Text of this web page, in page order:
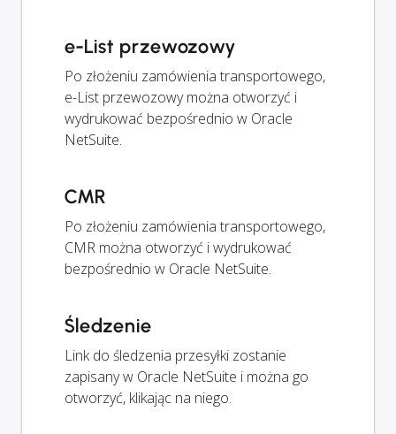
e-List przewozowy
Po złożeniu zamówienia transportowego,
e-List przewozowy można otworzyć i
wydrukować bezpośrednio w Oracle
NetSuite.
CMR
Po złożeniu zamówienia transportowego,
CMR można otworzyć i wydrukować
bezpośrednio w Oracle NetSuite.
Śledzenie
Link do śledzenia przesyłki zostanie
zapisany w Oracle NetSuite i można go
otworzyć, klikając na niego.